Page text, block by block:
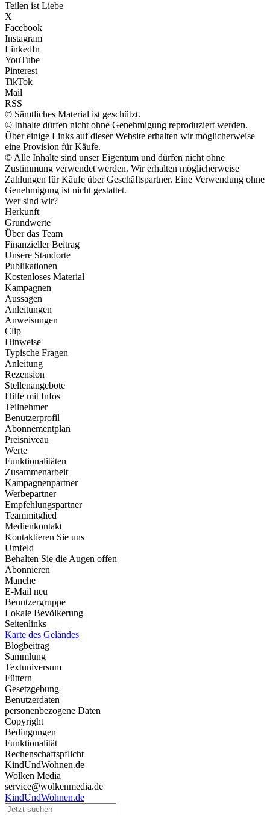
Teilen ist Liebe
X
Facebook
Instagram
LinkedIn
YouTube
Pinterest
TikTok
Mail
RSS
© Sämtliches Material ist geschützt.
© Inhalte dürfen nicht ohne Genehmigung reproduziert werden.
Über einige Links auf dieser Website erhalten wir möglicherweise
eine Provision für Käufe.
© Alle Inhalte sind unser Eigentum und dürfen nicht ohne
Zustimmung verwendet werden. Wir erhalten möglicherweise
Zahlungen für Käufe über Geschäftspartner. Eine Verwendung ohne
Genehmigung ist nicht gestattet.
Wer sind wir?
Herkunft
Grundwerte
Über das Team
Finanzieller Beitrag
Unsere Standorte
Publikationen
Kostenloses Material
Kampagnen
Aussagen
Anleitungen
Anweisungen
Clip
Hinweise
Typische Fragen
Anleitung
Rezension
Stellenangebote
Hilfe mit Infos
Teilnehmer
Benutzerprofil
Abonnementplan
Preisniveau
Werte
Funktionalitäten
Zusammenarbeit
Kampagnenpartner
Werbepartner
Empfehlungspartner
Teammitglied
Medienkontakt
Kontaktieren Sie uns
Umfeld
Behalten Sie die Augen offen
Abonnieren
Manche
E-Mail neu
Benutzergruppe
Lokale Bevölkerung
Seitenlinks
Karte des Geländes
Blogbeitrag
Sammlung
Textuniversum
Füttern
Gesetzgebung
Benutzerdaten
personenbezogene Daten
Copyright
Bedingungen
Funktionalität
Rechenschaftspflicht
KindUndWohnen.de
Wolken Media
service@wolkenmedia.de
KindUndWohnen.de